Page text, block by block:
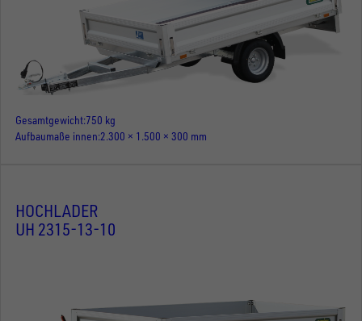
Gesamtgewicht 750 kg
Aufbaumaße innen 2.300 × 1.500 × 300 mm
HOCHLADER
UH 2315-13-10